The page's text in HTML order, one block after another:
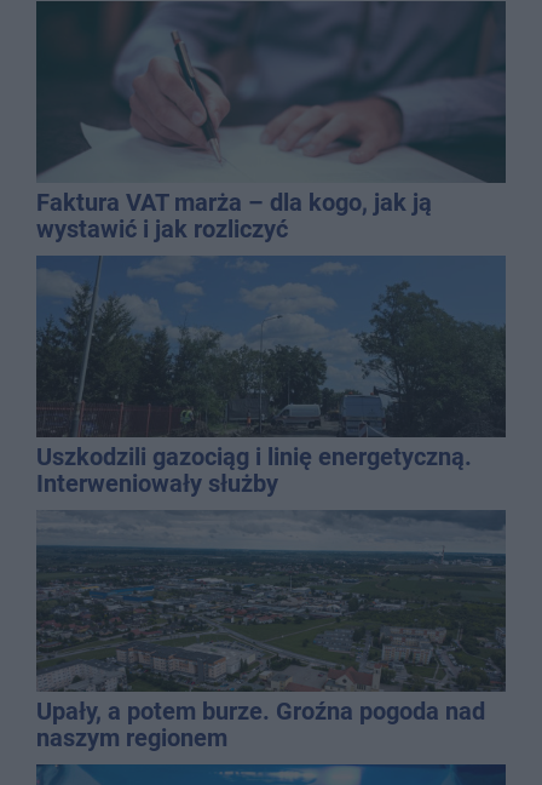
Faktura VAT marża – dla kogo, jak ją
wystawić i jak rozliczyć
Uszkodzili gazociąg i linię energetyczną.
Interweniowały służby
Upały, a potem burze. Groźna pogoda nad
naszym regionem